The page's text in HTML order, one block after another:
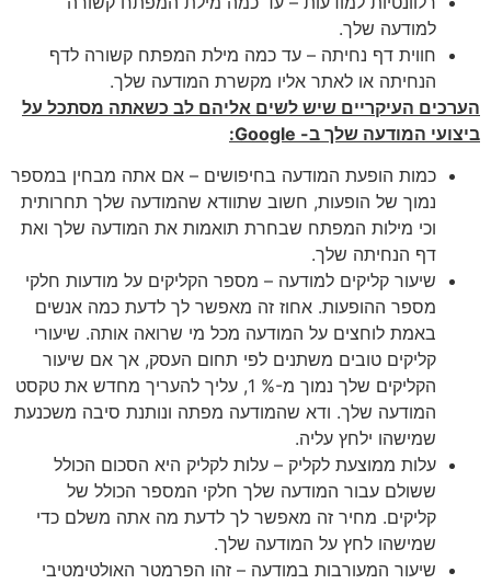
למודעה שלך.
חווית דף נחיתה – עד כמה מילת המפתח קשורה לדף
הנחיתה או לאתר אליו מקשרת המודעה שלך.
הערכים העיקריים שיש לשים אליהם לב כשאתה מסתכל על
ביצועי המודעה שלך ב- Google
:
כמות הופעת המודעה בחיפושים – אם אתה מבחין במספר
נמוך של הופעות, חשוב שתוודא שהמודעה שלך תחרותית
וכי מילות המפתח שבחרת תואמות את המודעה שלך ואת
דף הנחיתה שלך.
שיעור קליקים למודעה – מספר הקליקים על מודעות חלקי
מספר ההופעות. אחוז זה מאפשר לך לדעת כמה אנשים
באמת לוחצים על המודעה מכל מי שרואה אותה. שיעורי
קליקים טובים משתנים לפי תחום העסק, אך אם שיעור
הקליקים שלך נמוך מ-% 1, עליך להעריך מחדש את טקסט
המודעה שלך. ודא שהמודעה מפתה ונותנת סיבה משכנעת
שמישהו ילחץ עליה.
עלות ממוצעת לקליק – עלות לקליק היא הסכום הכולל
ששולם עבור המודעה שלך חלקי המספר הכולל של
קליקים. מחיר זה מאפשר לך לדעת מה אתה משלם כדי
שמישהו לחץ על המודעה שלך.
שיעור המעורבות במודעה – זהו הפרמטר האולטימטיבי